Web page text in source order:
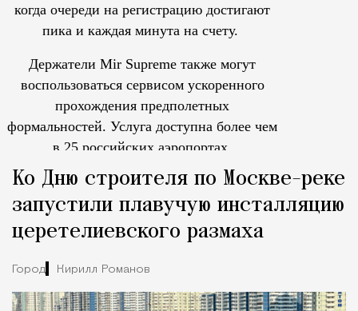
когда очереди на регистрацию достигают
пика и каждая минута на счету.
Держатели Mir Supreme также могут
воспользоваться сервисом ускоренного
прохождения предполетных
формальностей. Услуга доступна более чем
в 25 российских аэропортах.
Ко Дню строителя по Москве-реке
запустили плавучую инсталляцию
церетелиевского размаха
Город Кирилл Романов